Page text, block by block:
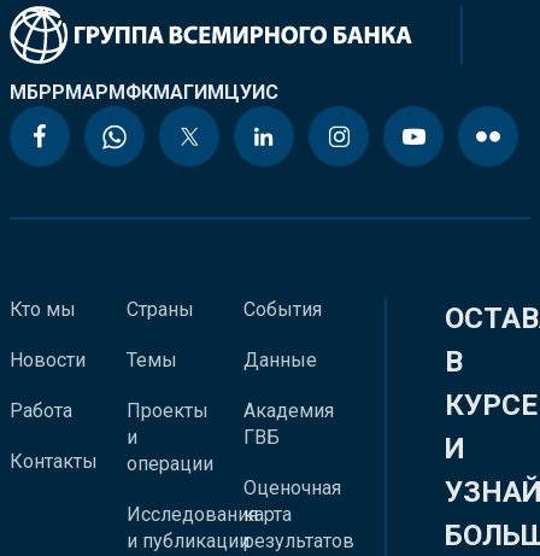
МБРРМАРМФКМАГИМЦУИС
Кто мы
Новости
Работа
Контакты
Страны
Темы
Проекты
и
операции
Исследования
и публикации
События
Данные
Академия
ГВБ
Оценочная
карта
результатов
В
КУРСЕ
И